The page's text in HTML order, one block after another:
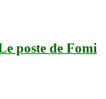
poste de Fomi